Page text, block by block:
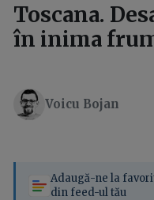
Toscana.
în inima
Voicu Bojan
Adaugă-ne la
din feed-ul tău